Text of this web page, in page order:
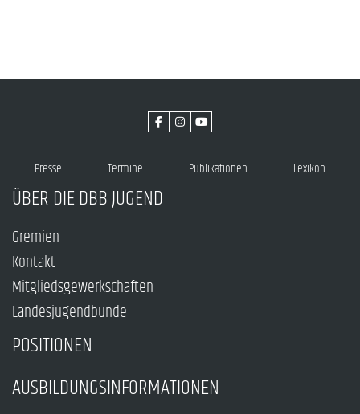
Presse Termine Publikationen Lexikon
ÜBER DIE DBB JUGEND
Gremien
Kontakt
Mitgliedsgewerkschaften
Landesjugendbünde
POSITIONEN
AUSBILDUNGSINFORMATIONEN